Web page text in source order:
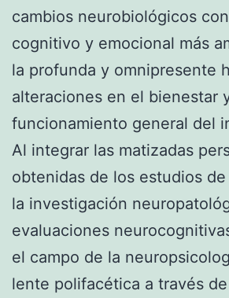
cambios neurobiológicos
cognitivo y emocional más
la profunda y omnipresente
alteraciones en el bienestar
funcionamiento general del
Al integrar las matizadas
obtenidas de los estudios
la investigación
evaluaciones
el campo de la
lente polifacética a través